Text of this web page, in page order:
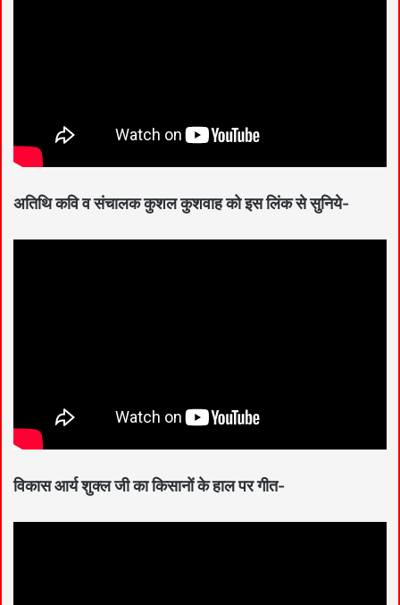
अतिथि कवि व संचालक कुशल कुशवाह को इस लिंक से सुनिये-
विकास आर्य शुक्ल जी का किसानों के हाल पर गीत-